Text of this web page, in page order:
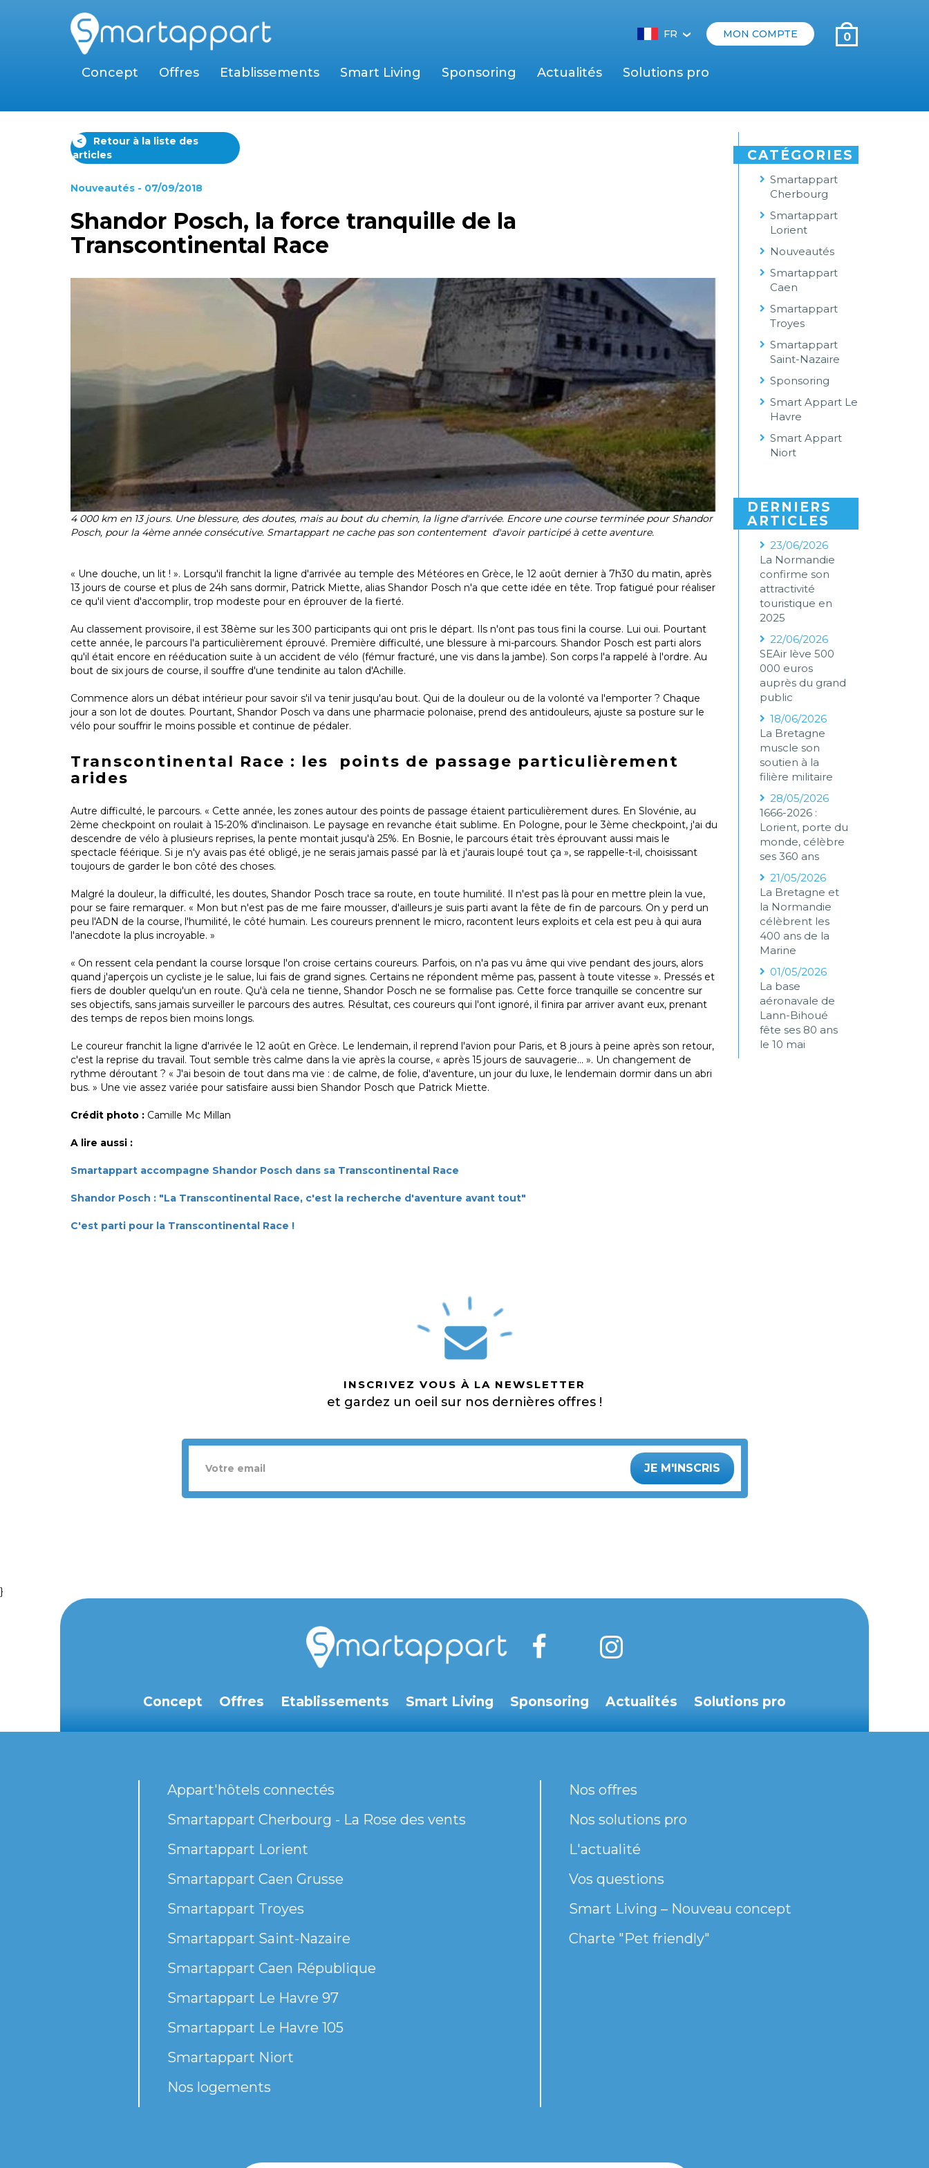
FR‹ MON COMPTE 0
Concept Offres Etablissements Smart Living Sponsoring Actualités Solutions pro
<
Retour à la liste des
articles
Nouveautés - 07/09/2018
Shandor Posch, la force tranquille de la
Transcontinental Race
4 000 km en 13 jours. Une blessure, des doutes, mais au bout du chemin, la ligne d'arrivée. Encore une course terminée pour Shandor
Posch, pour la 4ème année consécutive. Smartappart ne cache pas son contentement d'avoir participé à cette aventure.
« Une douche, un lit ! ». Lorsqu'il franchit la ligne d'arrivée au temple des Météores en Grèce, le 12 août dernier à 7h30 du matin, après
13 jours de course et plus de 24h sans dormir, Patrick Miette, alias Shandor Posch n'a que cette idée en tête. Trop fatigué pour réaliser
ce qu'il vient d'accomplir, trop modeste pour en éprouver de la fierté.
Au classement provisoire, il est 38ème sur les 300 participants qui ont pris le départ. Ils n'ont pas tous fini la course. Lui oui. Pourtant
cette année, le parcours l'a particulièrement éprouvé. Première difficulté, une blessure à mi-parcours. Shandor Posch est parti alors
qu'il était encore en rééducation suite à un accident de vélo (fémur fracturé, une vis dans la jambe). Son corps l'a rappelé à l'ordre. Au
bout de six jours de course, il souffre d'une tendinite au talon d'Achille.
Commence alors un débat intérieur pour savoir s'il va tenir jusqu'au bout. Qui de la douleur ou de la volonté va l'emporter ? Chaque
jour a son lot de doutes. Pourtant, Shandor Posch va dans une pharmacie polonaise, prend des antidouleurs, ajuste sa posture sur le
vélo pour souffrir le moins possible et continue de pédaler.
Transcontinental Race : les points de passage particulièrement
arides
Autre difficulté, le parcours. « Cette année, les zones autour des points de passage étaient particulièrement dures. En Slovénie, au
2ème checkpoint on roulait à 15-20% d'inclinaison. Le paysage en revanche était sublime. En Pologne, pour le 3ème checkpoint, j'ai du
descendre de vélo à plusieurs reprises, la pente montait jusqu'à 25%. En Bosnie, le parcours était très éprouvant aussi mais le
spectacle féérique. Si je n'y avais pas été obligé, je ne serais jamais passé par là et j'aurais loupé tout ça », se rappelle-t-il, choisissant
toujours de garder le bon côté des choses.
Malgré la douleur, la difficulté, les doutes, Shandor Posch trace sa route, en toute humilité. Il n'est pas là pour en mettre plein la vue,
pour se faire remarquer. « Mon but n'est pas de me faire mousser, d'ailleurs je suis parti avant la fête de fin de parcours. On y perd un
peu l'ADN de la course, l'humilité, le côté humain. Les coureurs prennent le micro, racontent leurs exploits et cela est peu à qui aura
l'anecdote la plus incroyable. »
« On ressent cela pendant la course lorsque l'on croise certains coureurs. Parfois, on n'a pas vu âme qui vive pendant des jours, alors
quand j'aperçois un cycliste je le salue, lui fais de grand signes. Certains ne répondent même pas, passent à toute vitesse ». Pressés et
fiers de doubler quelqu'un en route. Qu'à cela ne tienne, Shandor Posch ne se formalise pas. Cette force tranquille se concentre sur
ses objectifs, sans jamais surveiller le parcours des autres. Résultat, ces coureurs qui l'ont ignoré, il finira par arriver avant eux, prenant
des temps de repos bien moins longs.
Le coureur franchit la ligne d'arrivée le 12 août en Grèce. Le lendemain, il reprend l'avion pour Paris, et 8 jours à peine après son retour,
c'est la reprise du travail. Tout semble très calme dans la vie après la course, « après 15 jours de sauvagerie... ». Un changement de
rythme déroutant ? « J'ai besoin de tout dans ma vie : de calme, de folie, d'aventure, un jour du luxe, le lendemain dormir dans un abri
bus. » Une vie assez variée pour satisfaire aussi bien Shandor Posch que Patrick Miette.
Crédit photo : Camille Mc Millan
A lire aussi :
Smartappart accompagne Shandor Posch dans sa Transcontinental Race
Shandor Posch : "La Transcontinental Race, c'est la recherche d'aventure avant tout"
C'est parti pour la Transcontinental Race !
CATÉGORIES
Smartappart
Cherbourg
Smartappart
Lorient
Nouveautés
Smartappart
Caen
Smartappart
Troyes
Smartappart
Saint-Nazaire
Sponsoring
Smart Appart Le
Havre
Smart Appart
Niort
DERNIERS
ARTICLES
23/06/2026
La Normandie
confirme son
attractivité
touristique en
2025
22/06/2026
SEAir lève 500
000 euros
auprès du grand
public
18/06/2026
La Bretagne
muscle son
soutien à la
filière militaire
28/05/2026
1666-2026 :
Lorient, porte du
monde, célèbre
ses 360 ans
21/05/2026
La Bretagne et
la Normandie
célèbrent les
400 ans de la
Marine
01/05/2026
La base
aéronavale de
Lann-Bihoué
fête ses 80 ans
le 10 mai
INSCRIVEZ VOUS À LA NEWSLETTER
et gardez un oeil sur nos dernières offres !
JE M'INSCRIS
}
Concept Offres Etablissements Smart Living Sponsoring Actualités Solutions pro
Appart'hôtels connectés
Smartappart Cherbourg - La Rose des vents
Smartappart Lorient
Smartappart Caen Grusse
Smartappart Troyes
Smartappart Saint-Nazaire
Smartappart Caen République
Smartappart Le Havre 97
Smartappart Le Havre 105
Smartappart Niort
Nos logements
Nos offres
Nos solutions pro
L'actualité
Vos questions
Smart Living – Nouveau concept
Charte "Pet friendly"